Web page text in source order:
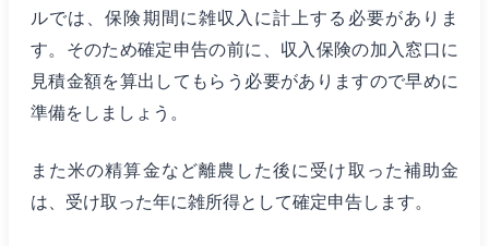
ルでは、保険期間に雑収入に計上する必要がありま
す。そのため確定申告の前に、収入保険の加入窓口に
見積金額を算出してもらう必要がありますので早めに
準備をしましょう。
また米の精算金など離農した後に受け取った補助金
は、受け取った年に雑所得として確定申告します。